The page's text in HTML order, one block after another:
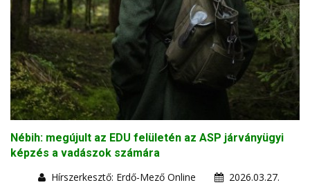
Nébih: megújult az EDU felületén az ASP járványügyi
képzés a vadászok számára
Hírszerkesztő: Erdő-Mező Online
2026.03.27.